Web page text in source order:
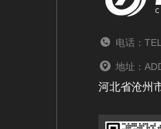
电话：TEL
地址：
河北省沧州